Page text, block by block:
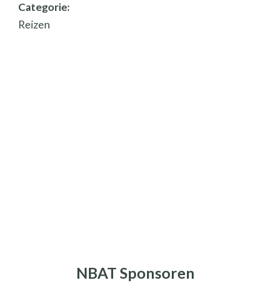
Categorie:
Reizen
NBAT Sponsoren